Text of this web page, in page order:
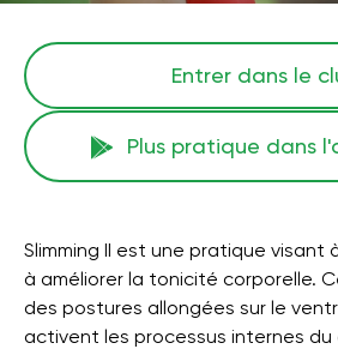
Entrer dans le
Plus pratique dans
Slimming II est une pratique visant
à améliorer la tonicité corporelle.
des postures allongées sur le
activent les processus internes du